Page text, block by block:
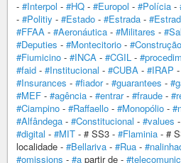
- #Interpol - #HQ - #Europol - #Polícia -
- #Politiy - #Estado - #Estrada -
#FFAA - #Aeronáutica - #Militares -
#Deputies - #Montecitorio - #Construção
#Fiumicino - #INCA - #CGIL -
#faid - #Institucional - #CUBA - #IRAP -
#Insurances - #fiador- #guarantees -
#MEF - #agência - #entrar- #fraude -
#Ciampino - #Raffaello - #Monopólio -
#Alfândega - #Constitucional - #values -
#digital - #MIT - # SS3 - #Flaminia - #
localidade - #Bellariva - #Rua -
#omissions - #a partir de -